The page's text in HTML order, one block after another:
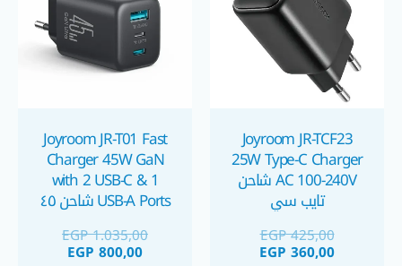
Joyroom JR-TCF23
25W Type-C Charger
AC 100-240V شاحن
تايب سي
EGP425,00
EGP 360,00
Joyroom JR-T01 Fast
Charger 45W GaN
with 2 USB-C & 1
USB-A Ports شاحن ٤٥
GaN
EGP1.035,00
EGP 800,00